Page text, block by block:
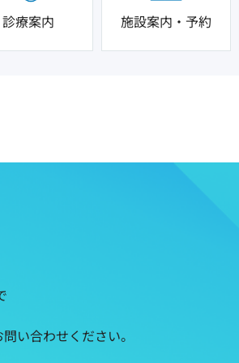
診療案内 施設案内・予約
い合わせください。